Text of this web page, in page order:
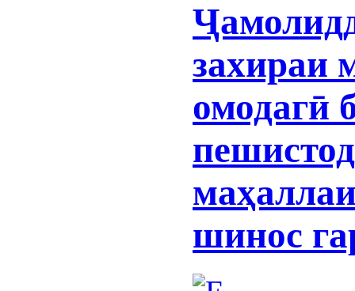
захираи
омодагӣ
шинос